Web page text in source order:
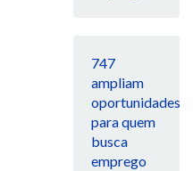
747
ampliam
oportunidades
para quem
busca
emprego